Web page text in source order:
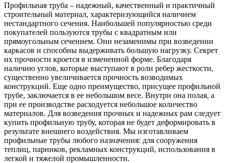
Профильная труба – надежный, качественный и практичный
строительный материал, характеризующийся наличием
нестандартного сечения. Наибольшей популярностью среди
покупателей пользуются трубы с квадратным или
прямоугольным сечением. Они незаменимы при возведении
каркасов и способны выдерживать большую нагрузку. Секрет
их прочности кроется в измененной форме. Благодаря
наличию углов, которые выступают в роли ребер жесткости,
существенно увеличивается прочность возводимых
конструкций. Еще одно преимущество, присущее профильной
трубе, заключается в ее небольшом весе. Внутри она полая, а
при ее производстве расходуется небольшое количество
материалов. Для возведения прочных и надежных рам следует
купить профильную трубу, которая не будет деформировать в
результате внешнего воздействия. Мы изготавливаем
профильные трубы любого назначения: для сооружения
теплиц, парников, рекламных конструкций, использования в
легкой и тяжелой промышленности.